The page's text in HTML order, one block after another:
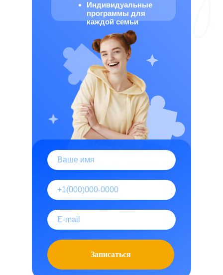
Записаться
Индивидуальные
программы для
каждой семьи